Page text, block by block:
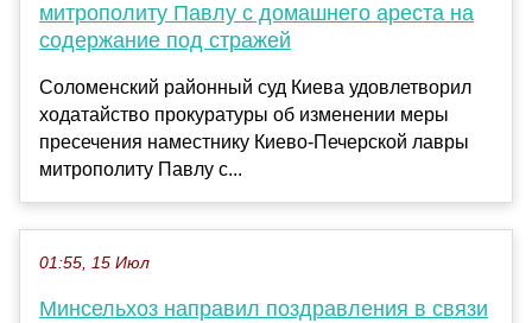
митрополиту Павлу с домашнего ареста на
содержание под стражей
Соломенский районный суд Киева удовлетворил
ходатайство прокуратуры об изменении меры
пресечения наместнику Киево-Печерской лавры
митрополиту Павлу с...
01:55, 15 Июл
Минсельхоз направил поздравления в связи